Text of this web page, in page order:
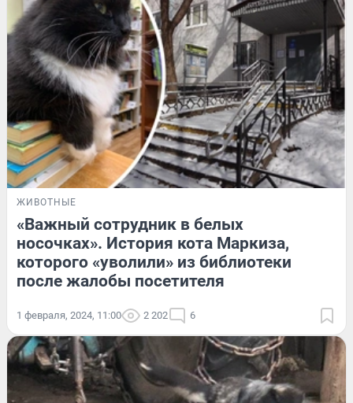
ЖИВОТНЫЕ
«Важный сотрудник в белых
носочках». История кота Маркиза,
которого «уволили» из библиотеки
после жалобы посетителя
1 февраля, 2024, 11:00 2 202 6